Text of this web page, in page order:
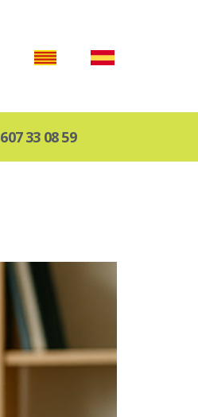
607 33 08 59